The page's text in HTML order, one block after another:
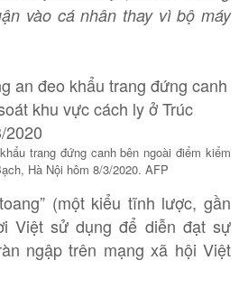
vào cá nhân thay vì bộ máy
trang đứng canh bên ngoài điểm kiểm
Hà Nội hôm 8/3/2020. AFP
(một kiểu tĩnh lược, gần
Việt sử dụng để diễn đạt sự
ngập trên mạng xã hội Việt